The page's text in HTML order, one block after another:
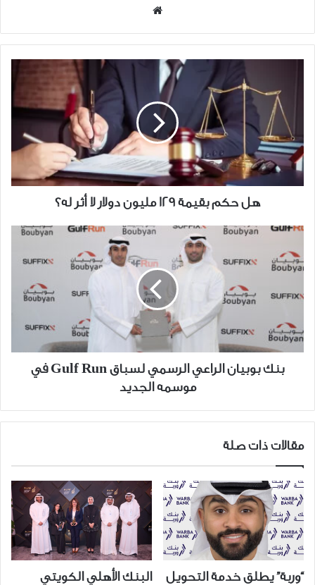
هل
بقيمة
129
مليون
دولار
لا
أثر
هل حكم بقيمة 129 مليون دولار لا أثر له؟
بنك
بوبيان
الراعي
لسباق
Run
في
موسمه
الجديد
بنك بوبيان الراعي الرسمي لسباق Gulf Run في
موسمه الجديد
مقالات ذات صلة
“وربة” يطلق خدمة التحويل
البنك الأهلي الكويتي